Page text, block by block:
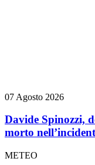
07 Agosto 2026
Davide Spinozzi,
morto
METEO